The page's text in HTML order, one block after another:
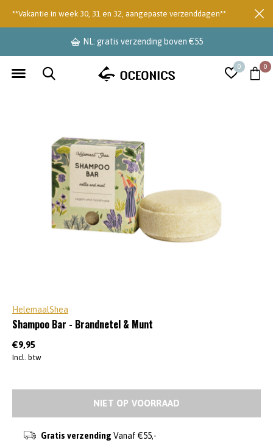
0 0
NL: gratis verzending boven €55
**Vakantie in week 30, 31 en 32, aangepaste verzenddagen**
HelemaalShea
Shampoo Bar - Brandnetel & Munt
€9,95
Incl. btw
NIET OP VOORRAAD
Gratis verzending Vanaf €55,-